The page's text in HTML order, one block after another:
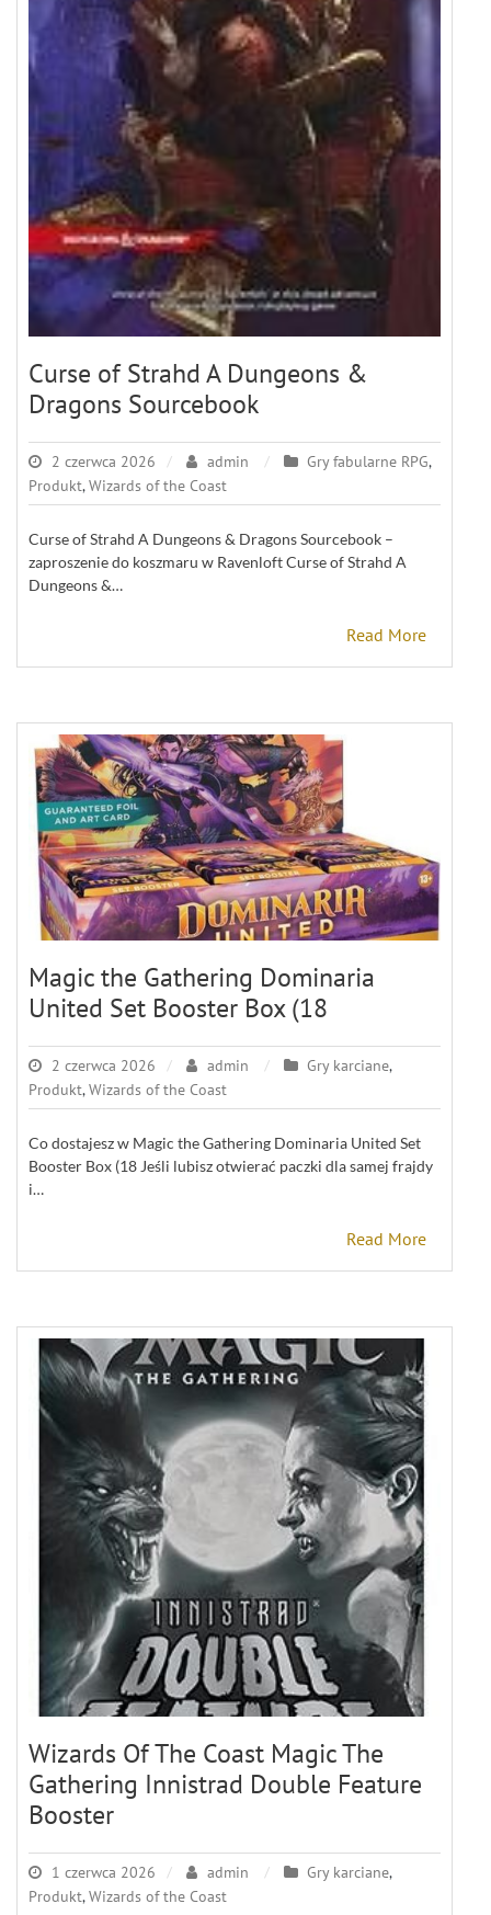
Curse of Strahd A Dungeons &
Dragons Sourcebook
2 czerwca 2026 admin Gry fabularne RPG,
Produkt,Wizards of the Coast
Curse of Strahd A Dungeons & Dragons Sourcebook –
zaproszenie do koszmaru w Ravenloft Curse of Strahd A
Dungeons &…
Read More
Magic the Gathering Dominaria
United Set Booster Box (18
2 czerwca 2026 admin Gry karciane,
Produkt,Wizards of the Coast
Co dostajesz w Magic the Gathering Dominaria United Set
Booster Box (18 Jeśli lubisz otwierać paczki dla samej frajdy
i…
Read More
Wizards Of The Coast Magic The
Gathering Innistrad Double Feature
Booster
1 czerwca 2026 admin Gry karciane,
Produkt,Wizards of the Coast